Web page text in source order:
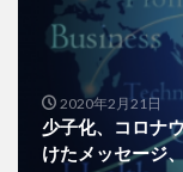
2020年2月21日
少子化、コロナ
けたメッセージ